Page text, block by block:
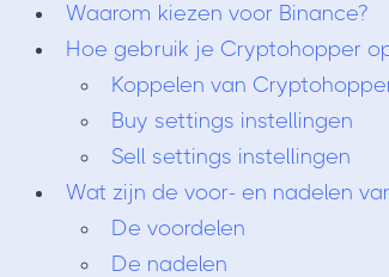
Waarom kiezen voor Binance?
Hoe gebruik je Cryptohopper
Koppelen van
Buy settings instellingen
Sell settings instellingen
Wat zijn de voor- en nadelen
De voordelen
De nadelen